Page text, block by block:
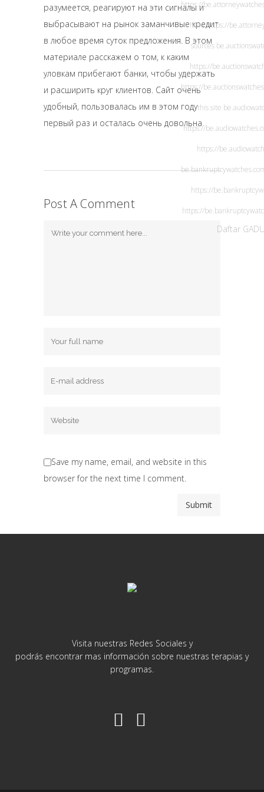
разумеется, реагируют на эти сигналы и
выбрасывают на рынок заманчивыекредит
в любое время суток предложения. В этом
материале расскажем о том, к каким
уловкам прибегают банки, чтобы удержать
и расширить круг клиентов. Сайт очень
удобный, пользовалась им в этом году
первый раз и осталась очень довольна.
Post A Comment
Save my name, email, and website in this
browser for the next time I comment.
Visita nuestras Redes Sociales y
podrás encontrar mas información sobre nuestras terapias y
programas.
https://
herehttps://
sources
https://
https://
this site
https://
https://
https://
https://
Daftar